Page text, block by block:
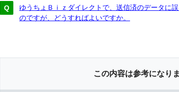
ゆうちょＢｉｚダイレクトで、送信済のデータに
のですが、どうすればよいですか。
この内容は参考になり